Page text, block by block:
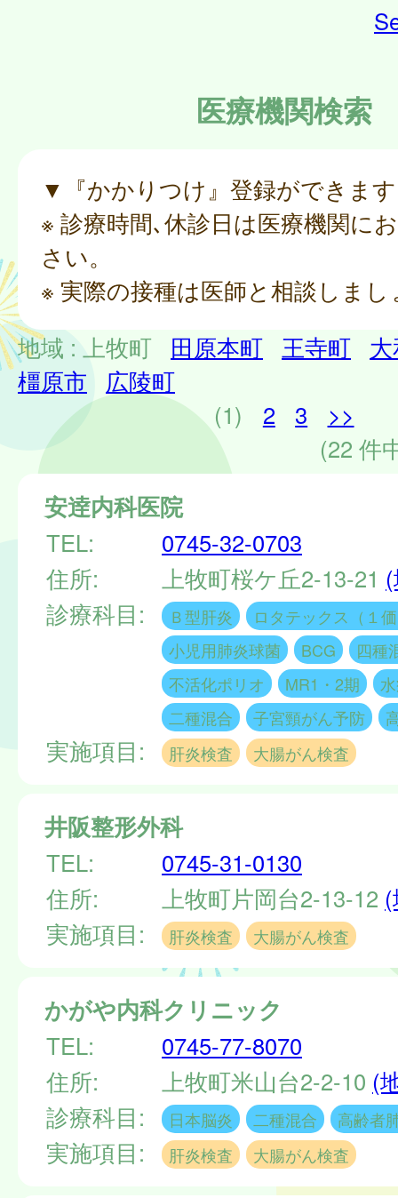
医療機関検索
▼『かかりつけ』登録ができま
※ 診療時間､休診日は医療機関に
さい。
※ 実際の接種は医師と相談しまし
地域 : 上牧町 田原本町 王寺町
橿原市
広陵町
(1)
2 3
>>
(22 件
安逹内科医院
TEL:
0745-32-0703
住所:
上牧町桜ケ丘2-13-21
診療科目:
Ｂ型肝炎
ロタテックス（１
小児用肺炎球菌
BCG
四種
不活化ポリオ
MR1・2期
二種混合
子宮頸がん予防
実施項目: 肝炎検査 大腸がん検査
井阪整形外科
TEL:
0745-31-0130
住所:
上牧町片岡台2-13-12
実施項目:
肝炎検査 大腸がん検査
かがや内科クリニック
TEL:
0745-77-8070
住所:
上牧町米山台2-2-10 (
診療科目:
日本脳炎 二種混合 高齢者
実施項目: 肝炎検査 大腸がん検査